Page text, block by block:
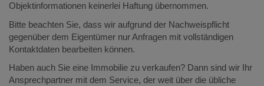
Objektinformationen keinerlei Haftung übernommen.
Bitte beachten Sie, dass wir aufgrund der Nachweispflicht
gegenüber dem Eigentümer nur Anfragen mit vollständigen
Kontaktdaten bearbeiten können.
Haben auch Sie eine Immobilie zu verkaufen? Dann sind wir Ihr
Ansprechpartner mit dem Service, der weit über die übliche